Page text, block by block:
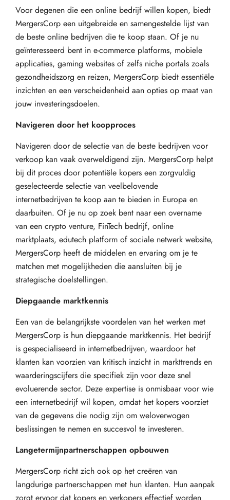
Voor degenen die een online bedrijf willen kopen, biedt
MergersCorp een uitgebreide en samengestelde lijst van
de beste online bedrijven die te koop staan. Of je nu
geïnteresseerd bent in e-commerce platforms, mobiele
applicaties, gaming websites of zelfs niche portals zoals
gezondheidszorg en reizen, MergersCorp biedt essentiële
inzichten en een verscheidenheid aan opties op maat van
jouw investeringsdoelen.
Navigeren door het koopproces
Navigeren door de selectie van de beste bedrijven voor
verkoop kan vaak overweldigend zijn. MergersCorp helpt
bij dit proces door potentiële kopers een zorgvuldig
geselecteerde selectie van veelbelovende
internetbedrijven te koop aan te bieden in Europa en
daarbuiten. Of je nu op zoek bent naar een overname
van een crypto venture, FinTech bedrijf, online
marktplaats, edutech platform of sociale netwerk website,
MergersCorp heeft de middelen en ervaring om je te
matchen met mogelijkheden die aansluiten bij je
strategische doelstellingen.
Diepgaande marktkennis
Een van de belangrijkste voordelen van het werken met
MergersCorp is hun diepgaande marktkennis. Het bedrijf
is gespecialiseerd in internetbedrijven, waardoor het
klanten kan voorzien van kritisch inzicht in markttrends en
waarderingscijfers die specifiek zijn voor deze snel
evoluerende sector. Deze expertise is onmisbaar voor wie
een internetbedrijf wil kopen, omdat het kopers voorziet
van de gegevens die nodig zijn om weloverwogen
beslissingen te nemen en succesvol te investeren.
Langetermijnpartnerschappen opbouwen
MergersCorp richt zich ook op het creëren van
langdurige partnerschappen met hun klanten. Hun aanpak